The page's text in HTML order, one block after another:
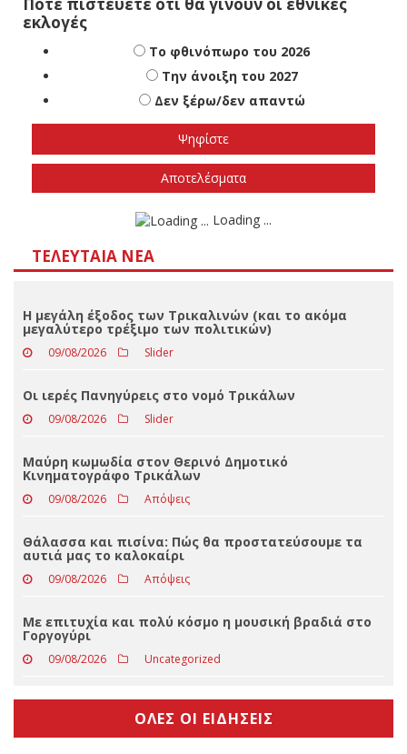
Πότε πιστεύετε ότι θα γίνουν οι εθνικές
εκλογές
Το φθινόπωρο του 2026
Την άνοιξη του 2027
Δεν ξέρω/δεν απαντώ
ΤΕΛΕΥΤΑΊΑ ΝΈΑ
Η μεγάλη έξοδος των Τρικαλινών (και το ακόμα
μεγαλύτερο τρέξιμο των πολιτικών)
Οι ιερές Πανηγύρεις στο νομό Τρικάλων
09/08/2026 Slider
Μαύρη κωμωδία στον Θερινό Δημοτικό
Κινηματογράφο Τρικάλων
09/08/2026 Απόψεις
Θάλασσα και πισίνα: Πώς θα προστατεύσουμε τα
αυτιά μας το καλοκαίρι
09/08/2026 Απόψεις
Με επιτυχία και πολύ κόσμο η μουσική βραδιά στο
09/08/2026 Uncategorized